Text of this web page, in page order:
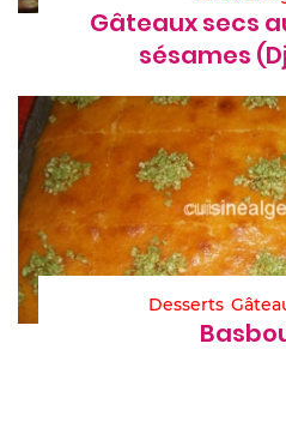
Gâteaux secs
sésames
Desserts